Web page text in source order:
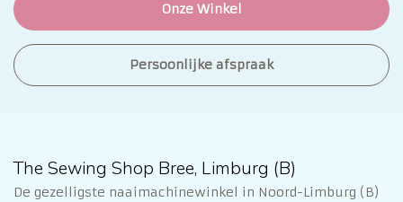
Onze Winkel
Persoonlijke afspraak
The Sewing Shop Bree, Limburg (B)
De gezelligste naaimachinewinkel in Noord-Limburg (B)